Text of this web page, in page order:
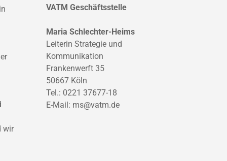
wir
VATM Geschäftsstelle
Maria Schlechter-Heims
Leiterin Strategie und
Kommunikation
Frankenwerft 35
50667 Köln
Tel.: 0221 37677-18
E-Mail: ms@vatm.de